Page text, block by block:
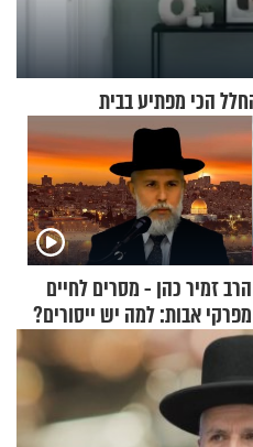
הרב זמיר כהן - מסרים לחיים
מפרקי אבות: למה יש ייסורים?